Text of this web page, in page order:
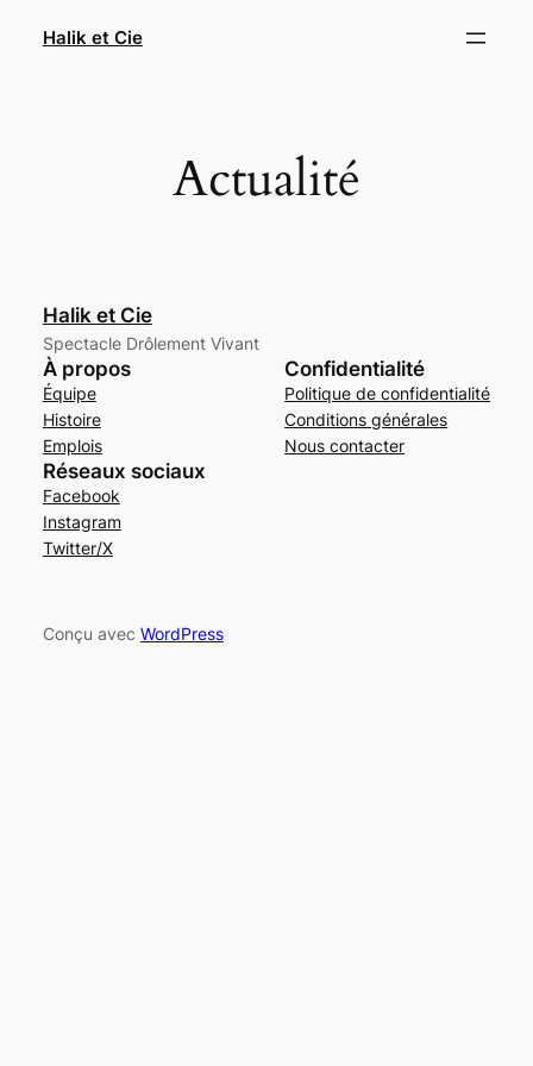
Halik et Cie
Actualité
Halik et Cie
Spectacle Drôlement Vivant
À propos
Équipe
Histoire
Emplois
Confidentialité
Politique de confidentialité
Conditions générales
Nous contacter
Réseaux sociaux
Facebook
Instagram
Twitter/X
Conçu avec WordPress